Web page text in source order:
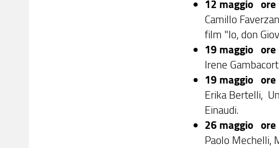
12 maggio ore
Camillo
film "Io, don
19 maggio
Irene
19 maggio ore
Erika Bertelli,
Einaudi.
26 maggio
Paolo Mechelli,